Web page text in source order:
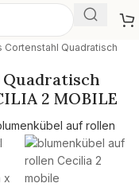
Cortenstahl Quadratisch
2 MOBILE